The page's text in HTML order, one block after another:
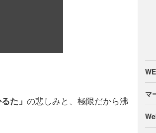
た」 の悲しみと、極限だから沸
マ